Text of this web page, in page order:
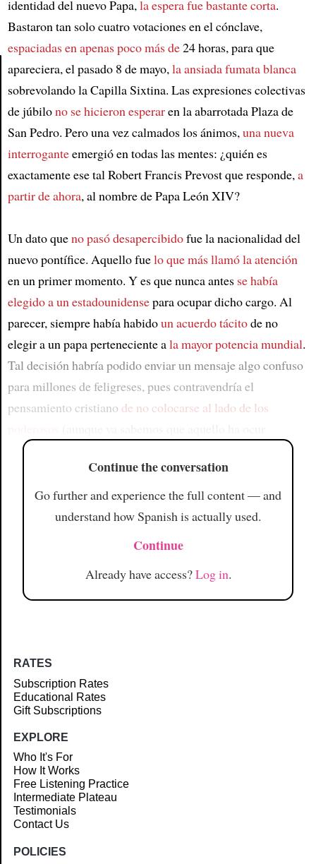
Article
identidad del nuevo Papa,la espera fue bastante corta.
Bastaron tan solo cuatro votaciones en el cónclave,
espaciadas en apenas poco más de24 horas, para que
apareciera, el pasado 8 de mayo,la ansiada fumata blanca
sobrevolando la Capilla Sixtina. Las expresiones colectivas
de júbilono se hicieron esperaren la abarrotada Plaza de
San Pedro. Pero una vez calmados los ánimos,una nueva
interroganteemergió en todas las mentes: ¿quién es
exactamente ese tal Robert Francis Prevost que responde,a
partir de ahora, al nombre de Papa León XIV?
Un dato queno pasó desapercibidofue la nacionalidad del
nuevo pontífice. Aquello fuelo que más llamó la atención
en un primer momento. Y es que nunca antes se había
elegido a un estadounidensepara ocupar dicho cargo. Al
parecer, siempre había habidoun acuerdo tácitode no
elegir a un papa perteneciente ala mayor potencia mundial.
Tal decisión habría podido enviar un mensaje algo confuso
para millones de feligreses, pues contravendría el
pensamiento cristiano de no colocarse al lado de los
Continue the conversation
Go further and experience the full content — and
understand how Spanish is actually used.
Continue
Already have access?Log in.
RATES
Subscription Rates
Educational Rates
Gift Subscriptions
EXPLORE
Who It's For
How It Works
Free Listening Practice
Intermediate Plateau
Testimonials
Contact Us
POLICIES